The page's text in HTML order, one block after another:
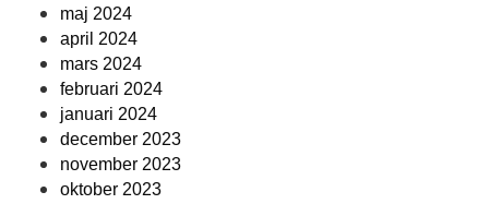
maj 2024
april 2024
mars 2024
februari 2024
januari 2024
december 2023
november 2023
oktober 2023